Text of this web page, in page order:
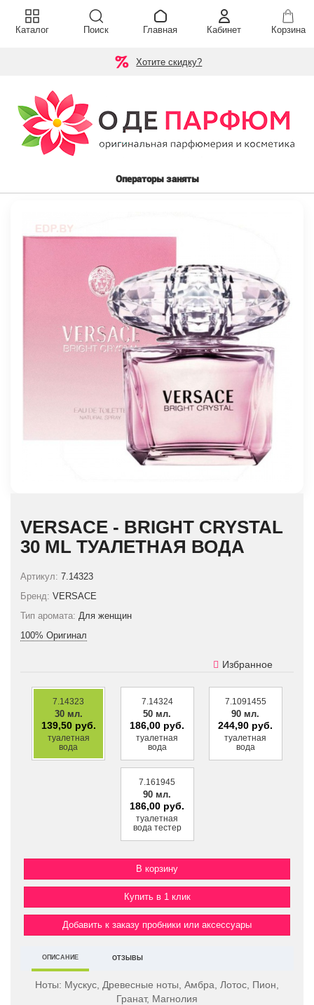
Хотите скидку?
Операторы заняты
VERSACE - BRIGHT CRYSTAL
30 ML ТУАЛЕТНАЯ ВОДА
Артикул: 7.14323
Бренд: VERSACE
Тип аромата: Для женщин
100% Оригинал
Избранное
7.14323
30 мл.
139,50 руб.
туалетная
вода
7.14324
50 мл.
186,00 руб.
туалетная
вода
7.1091455
90 мл.
244,90 руб.
туалетная
вода
7.161945
90 мл.
186,00 руб.
туалетная
вода тестер
Купить в 1 клик
Добавить к заказу пробники или аксессуары
ОПИСАНИЕ ОТЗЫВЫ
Ноты: Мускус, Древесные ноты, Амбра, Лотос, Пион,
Гранат, Магнолия
Каталог Поиск Главная Кабинет Корзина